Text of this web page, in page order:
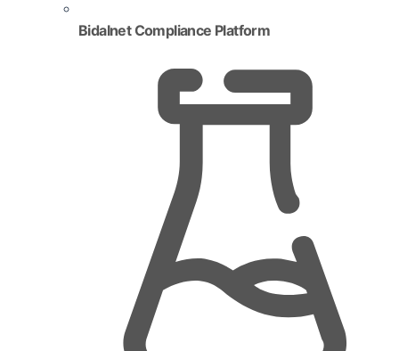
Bidalnet Compliance Platform